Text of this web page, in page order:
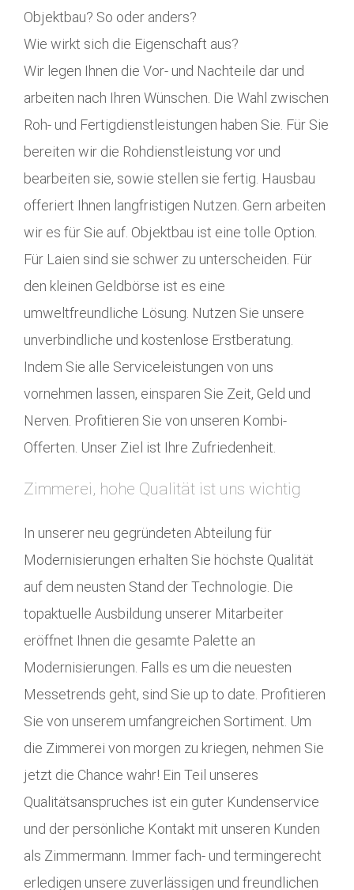
Objektbau? So oder anders?
Wie wirkt sich die Eigenschaft aus?
Wir legen Ihnen die Vor- und Nachteile dar und
arbeiten nach Ihren Wünschen. Die Wahl zwischen
Roh- und Fertigdienstleistungen haben Sie. Für Sie
bereiten wir die Rohdienstleistung vor und
bearbeiten sie, sowie stellen sie fertig. Hausbau
offeriert Ihnen langfristigen Nutzen. Gern arbeiten
wir es für Sie auf. Objektbau ist eine tolle Option.
Für Laien sind sie schwer zu unterscheiden. Für
den kleinen Geldbörse ist es eine
umweltfreundliche Lösung. Nutzen Sie unsere
unverbindliche und kostenlose Erstberatung.
Indem Sie alle Serviceleistungen von uns
vornehmen lassen, einsparen Sie Zeit, Geld und
Nerven. Profitieren Sie von unseren Kombi-
Offerten. Unser Ziel ist Ihre Zufriedenheit.
Zimmerei, hohe Qualität ist uns wichtig
In unserer neu gegründeten Abteilung für
Modernisierungen erhalten Sie höchste Qualität
auf dem neusten Stand der Technologie. Die
topaktuelle Ausbildung unserer Mitarbeiter
eröffnet Ihnen die gesamte Palette an
Modernisierungen. Falls es um die neuesten
Messetrends geht, sind Sie up to date. Profitieren
Sie von unserem umfangreichen Sortiment. Um
die Zimmerei von morgen zu kriegen, nehmen Sie
jetzt die Chance wahr! Ein Teil unseres
Qualitätsanspruches ist ein guter Kundenservice
und der persönliche Kontakt mit unseren Kunden
als Zimmermann. Immer fach- und termingerecht
erledigen unsere zuverlässigen und freundlichen